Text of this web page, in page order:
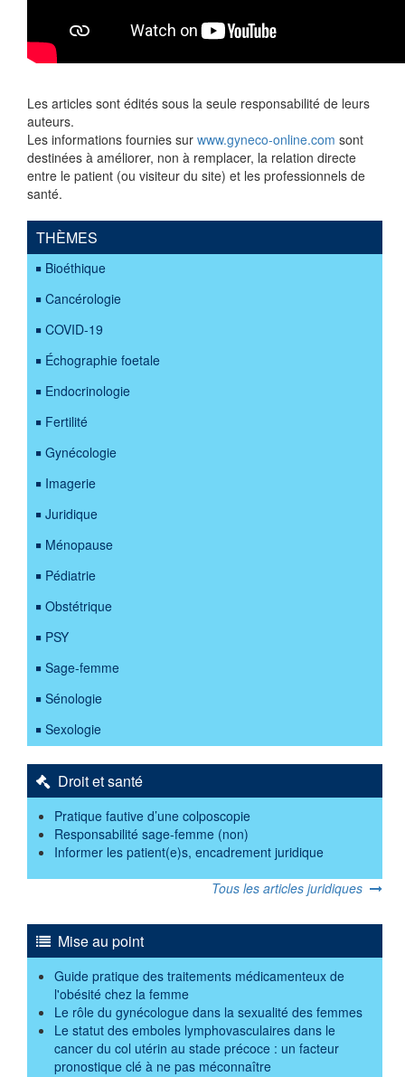
Les articles sont édités sous la seule responsabilité de leurs
auteurs.
Les informations fournies sur www.gyneco-online.com sont
destinées à améliorer, non à remplacer, la relation directe
entre le patient (ou visiteur du site) et les professionnels de
santé.
THÈMES
Bioéthique
Cancérologie
COVID-19
Échographie foetale
Endocrinologie
Fertilité
Gynécologie
Imagerie
Juridique
Ménopause
Pédiatrie
Obstétrique
PSY
Sage-femme
Sénologie
Sexologie
Droit et santé
Pratique fautive d’une colposcopie
Responsabilité sage-femme (non)
Informer les patient(e)s, encadrement juridique
Tous les articles juridiques
Mise au point
Guide pratique des traitements médicamenteux de
l'obésité chez la femme
Le rôle du gynécologue dans la sexualité des femmes
Le statut des emboles lymphovasculaires dans le
cancer du col utérin au stade précoce : un facteur
pronostique clé à ne pas méconnaître